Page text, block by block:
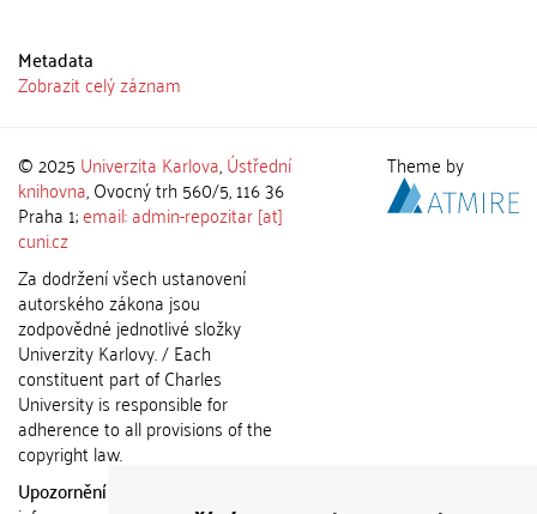
Metadata
Zobrazit celý záznam
© 2025 Univerzita Karlova,Ústřední
knihovna, Ovocný trh 560/5, 116 36
Praha 1;email: admin-repozitar [at]
cuni.cz
Za dodržení všech ustanovení
autorského zákona jsou
zodpovědné jednotlivé složky
Univerzity Karlovy. / Each
constituent part of Charles
University is responsible for
adherence to all provisions of the
copyright law.
Upozornění / Notice:
Theme by